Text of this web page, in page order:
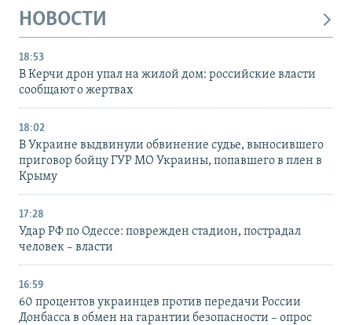
НОВОСТИ
18:53
В Керчи дрон упал на жилой дом: российские власти
сообщают о жертвах
18:02
В Украине выдвинули обвинение судье, выносившего
приговор бойцу ГУР МО Украины, попавшего в плен в
Крыму
17:28
Удар РФ по Одессе: поврежден стадион, пострадал
человек – власти
16:59
60 процентов украинцев против передачи России
Донбасса в обмен на гарантии безопасности – опрос